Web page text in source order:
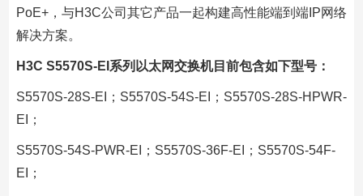
PoE+，与H3C公司其它产品一起构建高性能端到端IP网络
解决方案。
H3C S5570S-EI系列以太网交换机目前包含如下型号：
S5570S-28S-EI；S5570S-54S-EI；S5570S-28S-HPWR-
EI；
S5570S-54S-PWR-EI；S5570S-36F-EI；S5570S-54F-
EI；